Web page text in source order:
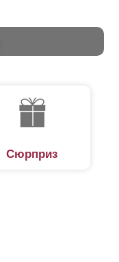
Сюрприз